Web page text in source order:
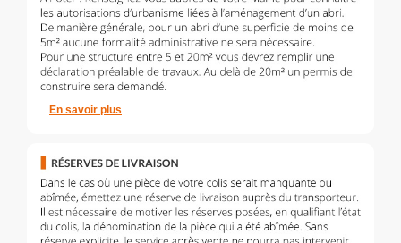
En savoir plus